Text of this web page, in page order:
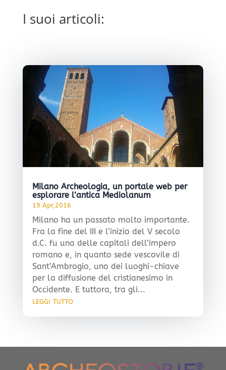
I suoi articoli:
Milano Archeologia, un portale web per
esplorare l’antica Mediolanum
19 Apr,2016
Milano ha un passato molto importante.
Fra la fine del III e l’inizio del V secolo
d.C. fu una delle capitali dell’impero
romano e, in quanto sede vescovile di
Sant’Ambrogio, uno dei luoghi-chiave
per la diffusione del cristianesimo in
Occidente. E tuttora, tra gli...
leggi tutto